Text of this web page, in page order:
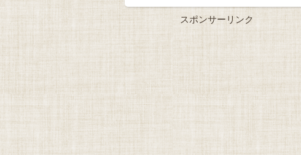
スポンサーリンク